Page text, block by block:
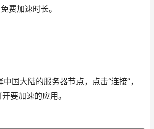
费加速时长。
国大陆的服务器节点，点击“连接”，
要加速的应用。